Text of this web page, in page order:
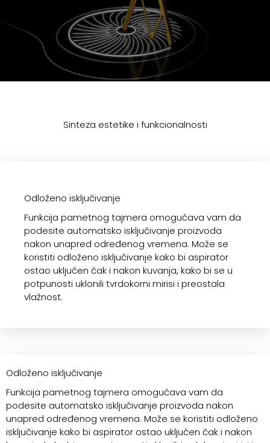
Sinteza estetike i funkcionalnosti
Odloženo isključivanje
Funkcija pametnog tajmera omogućava vam da
podesite automatsko isključivanje proizvoda
nakon unapred određenog vremena. Može se
koristiti odloženo isključivanje kako bi aspirator
ostao uključen čak i nakon kuvanja, kako bi se u
potpunosti uklonili tvrdokorni mirisi i preostala
vlažnost.
Odloženo isključivanje
Funkcija pametnog tajmera omogućava vam da
podesite automatsko isključivanje proizvoda nakon
unapred određenog vremena. Može se koristiti odloženo
isključivanje kako bi aspirator ostao uključen čak i nakon